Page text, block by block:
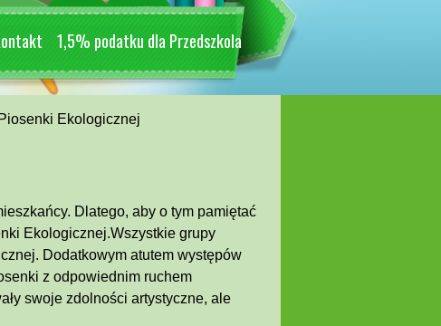
1,5% podatku dla Przedszkola
Ekologicznej
Dlatego, aby o tym pamiętać
Ekologicznej.Wszystkie grupy
Dodatkowym atutem występów
z odpowiednim ruchem
swoje zdolności artystyczne, ale